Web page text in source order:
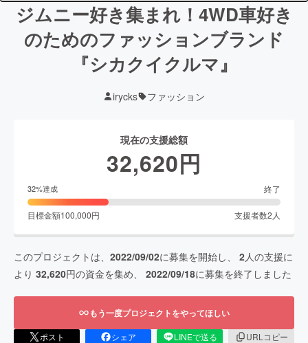
ジムニー好き集まれ！4WD車好き
のためのファッションブランド
『シカクイクルマ』
irycks ファッション
現在の支援総額
32,620円
32%達成 終了
目標金額100,000円 支援者数2 人
このプロジェクトは、 2022/09/02に募集を開始し、 2人の支援に
より 32,620円の資金を集め、 2022/09/18に募集を終了しました
もう一度プロジェクトをやってほしい
ポスト シェア LINEで送る
URLコピー